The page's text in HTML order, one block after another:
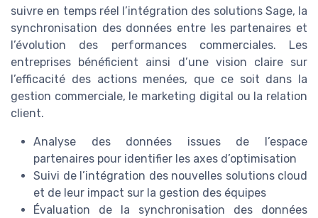
suivre en temps réel l’intégration des solutions Sage, la
synchronisation des données entre les partenaires et
l’évolution des performances commerciales. Les
entreprises bénéficient ainsi d’une vision claire sur
l’efficacité des actions menées, que ce soit dans la
gestion commerciale, le marketing digital ou la relation
client.
Analyse des données issues de l’espace
partenaires pour identifier les axes d’optimisation
Suivi de l’intégration des nouvelles solutions cloud
et de leur impact sur la gestion des équipes
Évaluation de la synchronisation des données